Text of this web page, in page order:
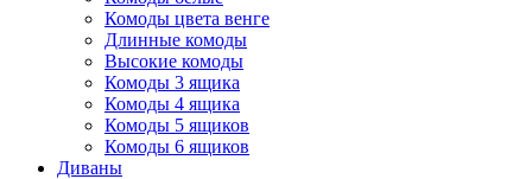
Комоды цвета венге
Длинные комоды
Высокие комоды
Комоды 3 ящика
Комоды 4 ящика
Комоды 5 ящиков
Комоды 6 ящиков
Диваны